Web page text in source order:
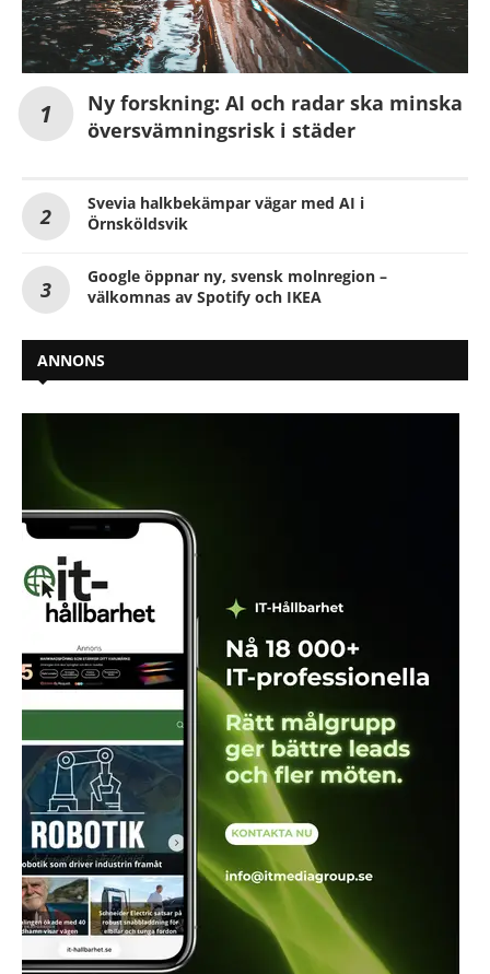
Ny forskning: AI och radar ska minska
översvämningsrisk i städer
Svevia halkbekämpar vägar med AI i
Örnsköldsvik
Google öppnar ny, svensk molnregion –
välkomnas av Spotify och IKEA
ANNONS